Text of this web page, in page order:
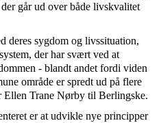
går ud over både livskvalitet
deres sygdom og livssituation,
der har svært ved at
- blandt andet fordi viden
område er spredt ud på flere
Ellen Trane Nørby til Berlingske.
er at udvikle nye principper